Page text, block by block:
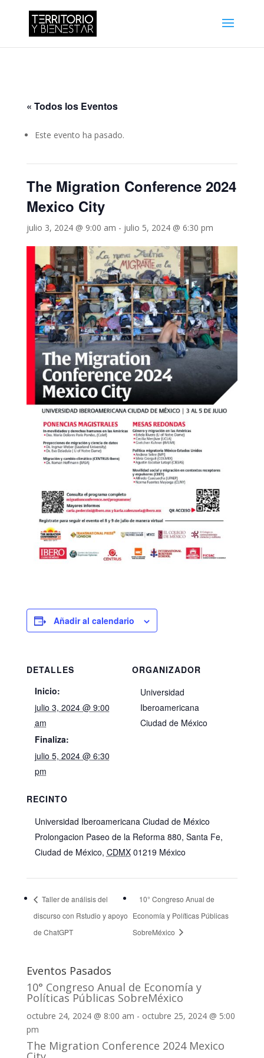
« Todos los Eventos
Este evento ha pasado.
The Migration Conference 2024
Mexico City
julio 3, 2024 @ 9:00 am - julio 5, 2024 @ 6:30 pm
Añadir al calendario
DETALLES
Inicio:
julio 3, 2024 @ 9:00
am
Finaliza:
julio 5, 2024 @ 6:30
pm
RECINTO
Universidad Iberoamericana Ciudad de México
Prolongacion Paseo de la Reforma 880, Santa Fe,
Ciudad de México, CDMX 01219 México
ORGANIZADOR
Universidad
Iberoamericana
Ciudad de México
Taller de análisis del
discurso con Rstudio y apoyo
de ChatGPT
10° Congreso Anual de
Economía y Políticas Públicas
SobreMéxico
Eventos Pasados
10° Congreso Anual de Economía y
Políticas Públicas SobreMéxico
octubre 24, 2024 @ 8:00 am - octubre 25, 2024 @ 5:00
pm
The Migration Conference 2024 Mexico